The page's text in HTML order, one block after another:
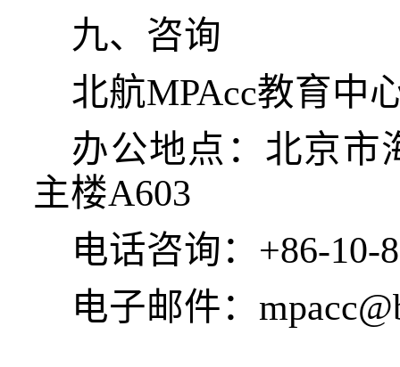
九、咨询
北航MPAcc教育中
办公地点：北京市
主楼A603
电话咨询： +86-10-
电子邮件：